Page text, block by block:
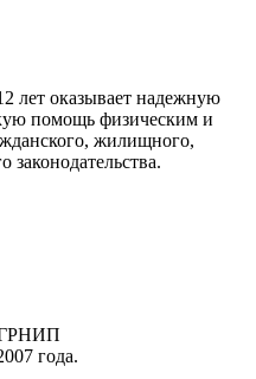
лет оказывает надежную
помощь физическим и
жилищного,
законодательства.
года.